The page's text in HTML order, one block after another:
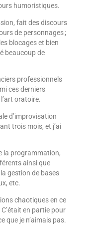
humoristiques.
fait des discours
de personnages ;
blocages et bien
beaucoup de
professionnels
ces derniers
oratoire.
d’improvisation
trois mois, et j’ai
la programmation,
ainsi que
gestion de bases
etc.
chaotiques en ce
en partie pour
que je n’aimais pas.